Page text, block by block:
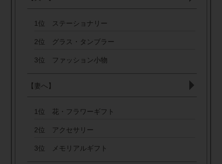
1位 ステーショナリー
2位 グラス・タンブラー
3位 ファッション小物
【妻へ】
1位 花・フラワーギフト
2位 アクセサリー
3位 メモリアルギフト